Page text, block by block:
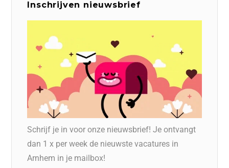
Inschrijven nieuwsbrief
Schrijf je in voor onze nieuwsbrief! Je ontvangt
dan 1 x per week de nieuwste vacatures in
Arnhem in je mailbox!